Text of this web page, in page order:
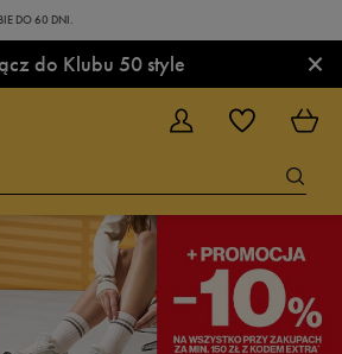
DO 60 DNI.
do Klubu 50 style ×